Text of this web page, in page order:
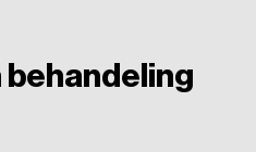
behandeling